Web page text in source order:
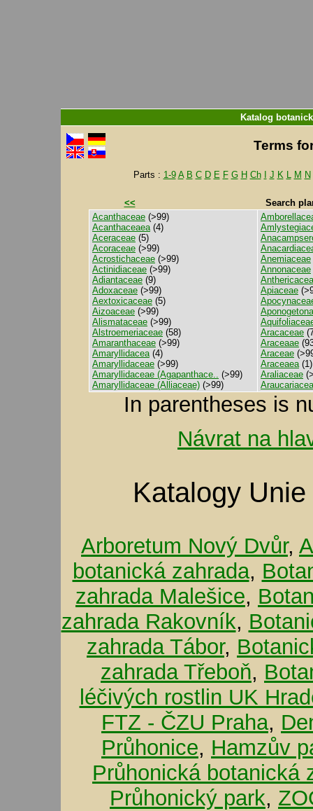
Katalog
Terms
Parts : 1-9 A B C D E F G H Ch J K L M N
<<
Search
Acanthaceae (>99)
Acanthaceaea(4)
Aceraceae (5)
Acoraceae (>99)
Acrostichaceae (>99)
Actinidiaceae (>99)
Adiantaceae (9)
Adoxaceae (>99)
Aextoxicaceae (5)
Aizoaceae (>99)
Alismataceae (>99)
Alstroemeriaceae (58)
Amaranthaceae (>99)
Amaryllidacea(4)
Amaryllidaceae (>99)
Amaryllidaceae (Agapanthace.. (>99)
Amaryllidaceae (Alliaceae) (>99)
Anemiaceae
Annonaceae
Apiaceae
Aracaceae
Araceaae
Araceae
Araceaea(1)
Araliaceae
In parentheses is
Návrat na
Katalogy
Arboretum Nový Dvůr,
botanická zahrada,
zahrada Malešice,
zahrada Rakovník,
zahrada Tábor,
zahrada Třeboň,
léčivých rostlin UK
FTZ - ČZU Praha,
Průhonice, Hamzův
Průhonická botanická
Průhonický park,